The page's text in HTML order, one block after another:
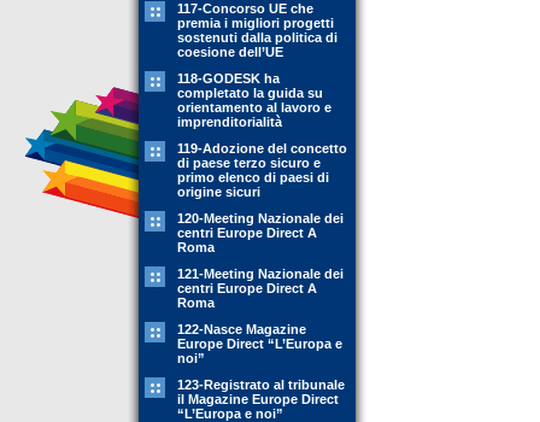
117-Concorso UE che
premia i migliori progetti
sostenuti dalla politica di
coesione dell’UE
118-GODESK ha
completato la guida su
orientamento al lavoro e
imprenditorialità
119-Adozione del concetto
di paese terzo sicuro e
primo elenco di paesi di
origine sicuri
120-Meeting Nazionale dei
centri Europe Direct A
Roma
121-Meeting Nazionale dei
centri Europe Direct A
Roma
122-Nasce Magazine
Europe Direct “L’Europa e
noi”
123-Registrato al tribunale
il Magazine Europe Direct
“L’Europa e noi”